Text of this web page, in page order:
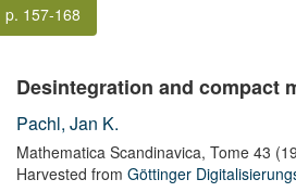
p. 157-168
Desintegration and compact
Pachl, Jan K.
Mathematica Scandinavica, Tome 43
Harvested from Göttinger